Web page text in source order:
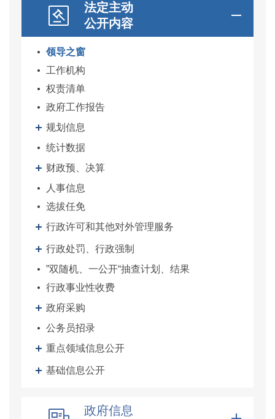
法定主动
公开内容
领导之窗
工作机构
权责清单
政府工作报告
规划信息
统计数据
财政预、决算
人事信息
选拔任免
行政许可和其他对外管理服务
行政处罚、行政强制
”双随机、一公开“抽查计划、结果
行政事业性收费
政府采购
公务员招录
重点领域信息公开
基础信息公开
政府信息